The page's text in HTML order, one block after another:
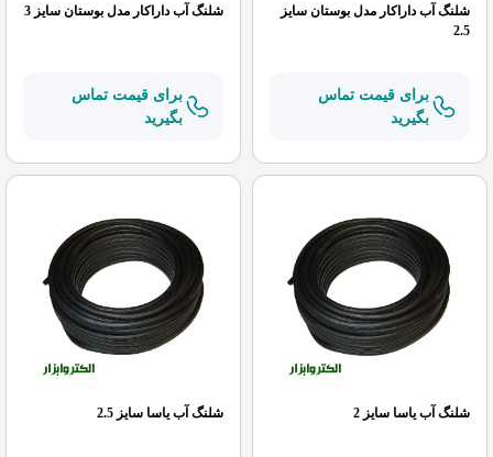
شلنگ آب داراکار مدل بوستان سایز
2.5
برای قیمت تماس
بگیرید
شلنگ آب داراکار مدل بوستان سایز 3
برای قیمت تماس
بگیرید
شلنگ آب یاسا سایز 2 شلنگ آب یاسا سایز 2.5